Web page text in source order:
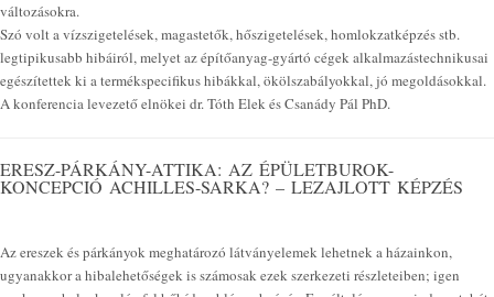
változásokra.
Szó volt a vízszigetelések, magastetők, hőszigetelések, homlokzatképzés stb.
legtipikusabb hibáiról, melyet az építőanyag-gyártó cégek alkalmazástechnikusai
egészítettek ki a termékspecifikus hibákkal, ökölszabályokkal, jó megoldásokkal.
A konferencia levezető elnökei dr. Tóth Elek és Csanády Pál PhD.
ERESZ-PÁRKÁNY-ATTIKA: AZ ÉPÜLETBUROK-
KONCEPCIÓ ACHILLES-SARKA? – LEZAJLOTT KÉPZÉS
Az ereszek és párkányok meghatározó látványelemek lehetnek a házainkon,
ugyanakkor a hibalehetőségek is számosak ezek szerkezeti részleteiben; igen